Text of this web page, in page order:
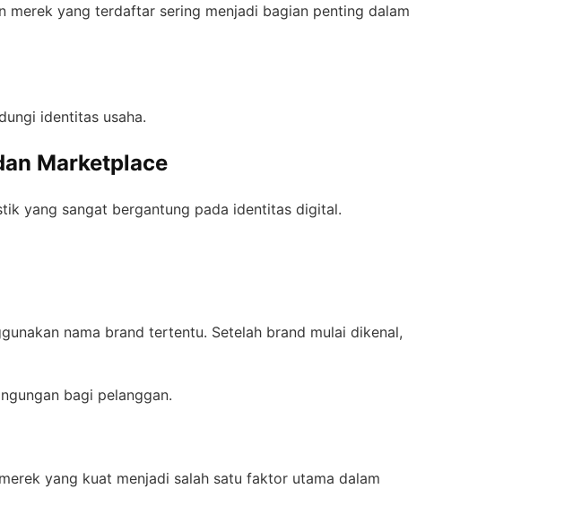
yang terdaftar sering menjadi bagian penting dalam
identitas usaha.
Marketplace
yang sangat bergantung pada identitas digital.
nama brand tertentu. Setelah brand mulai dikenal,
bagi pelanggan.
yang kuat menjadi salah satu faktor utama dalam